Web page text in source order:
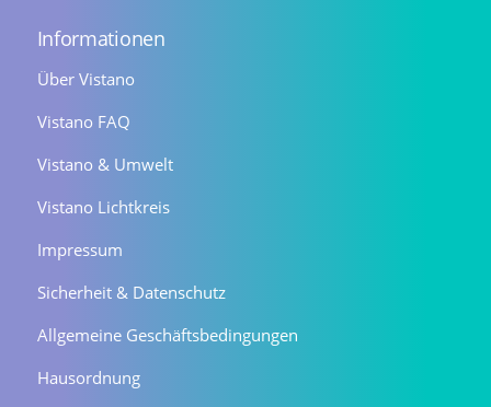
Informationen
Über Vistano
Vistano FAQ
Vistano & Umwelt
Vistano Lichtkreis
Impressum
Sicherheit & Datenschutz
Allgemeine Geschäftsbedingungen
Hausordnung